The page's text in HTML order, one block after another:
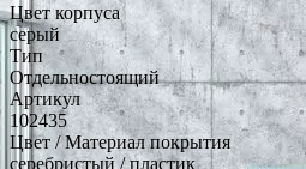
Цвет корпуса
серый
Тип
Отдельностоящий
Артикул
102435
Цвет / Материал покрытия
серебристый / пластик